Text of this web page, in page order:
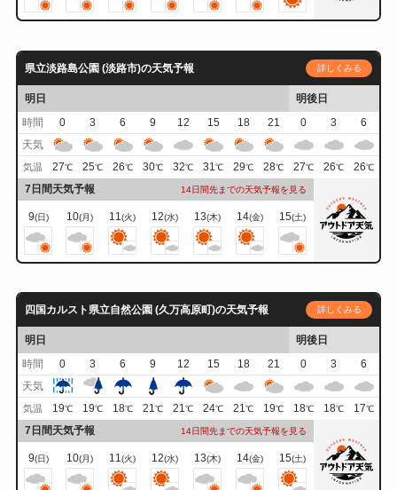
県立淡路島公園 (淡路市)の天気予報 詳しくみる
明日
明後日
時間
0 3 6 9 12 15 18 21 0 3
6
天気
気温 27℃ 25℃ 26℃ 30℃ 32℃ 31℃ 29℃ 28℃ 27℃ 26℃ 26℃
7日間天気予報 14日間先までの天気予報を見る
9(日) 10(月) 11 (火) 12(水) 13(木) 14(金) 15(土)
四国カルスト県立自然公園 (久万高原町)の天気予報 詳しくみる
明日
明後日
時間
0 3 6 9 12 15 18 21 0 3
6
天気
気温 19℃ 19℃ 18℃ 21℃ 21℃ 24℃ 21℃ 19℃ 18℃ 18℃ 17℃
7日間天気予報 14日間先までの天気予報を見る
9(日) 10(月) 11(火) 12(水) 13(木) 14(金) 15(土)